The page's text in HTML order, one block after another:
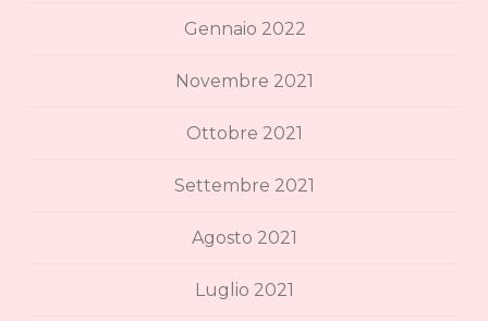
Gennaio 2022
Novembre 2021
Ottobre 2021
Settembre 2021
Agosto 2021
Luglio 2021